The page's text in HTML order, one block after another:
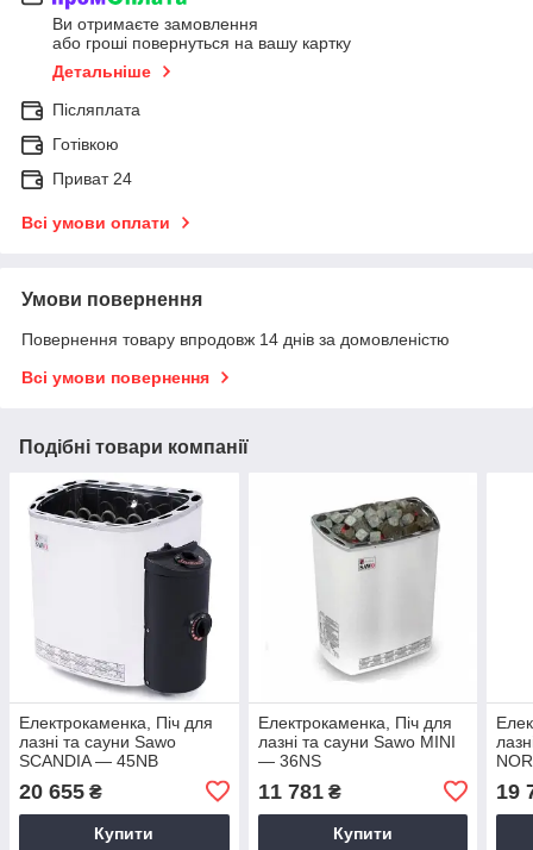
Ви отримаєте замовлення
або гроші повернуться на вашу картку
Детальніше
Післяплата
Готівкою
Приват 24
Всі умови оплати
Умови повернення
Повернення товару впродовж 14 днів за домовленістю
Всі умови повернення
Подібні товари компанії
Електрокаменка, Піч для
лазні та сауни Sawo
SCANDIA — 45NB
20 655 ₴
Купити
Електрокаменка, Піч для
лазні та сауни Sawo MINI
— 36NS
11 781₴
Купити
19